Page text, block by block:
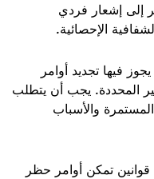
إلى إشعار فردي
الإحصائية.
فيها تجديد أوامر
المحددة. يجب أن يتطلب
والأسباب
بتبني قوانين تمكن أوامر حظر